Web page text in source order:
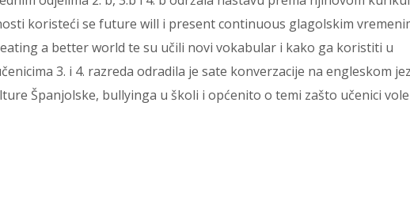
koristeći se future will i present continuous glagolskim
a better world te su učili novi vokabular i kako ga koristiti u
3. i 4. razreda odradila je sate konverzacije na engleskom
Španjolske, bullyinga u školi i općenito o temi zašto učenici